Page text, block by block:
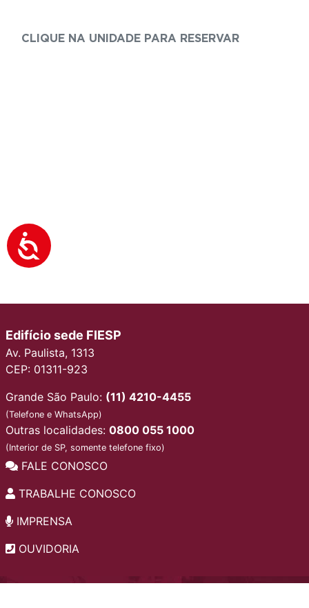
CLIQUE NA UNIDADE PARA RESERVAR
Edifício sede FIESP
Av. Paulista, 1313
CEP: 01311-923
Grande São Paulo: (11) 4210-4455
(Telefone e WhatsApp)
Outras localidades: 0800 055 1000
(Interior de SP, somente telefone fixo)
FALE CONOSCO
TRABALHE CONOSCO
IMPRENSA
OUVIDORIA